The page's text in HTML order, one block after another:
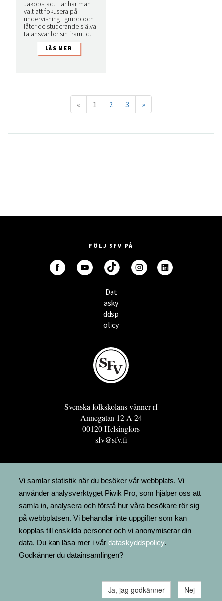
Jakobstad. Här har man
valt att fokusera på
undervisning i grupp och
låter de studerande själva
ta ansvar för sin framtid.
« 1 2 3 »
FÖLJ SFV PÅ
Dat
asky
ddsp
olicy
Svenska folkskolans vänner rf
Annegatan 12 A 24
00120 Helsingfors
sfv@sfv.fi
GRO
FÖRENINGSRESURSEN
MINNESRUNOR.FI
UPPSLAGSVERKET FINLAND
LÄGENHETER
FAKTURERING
Vi samlar statistik när du besöker vår webbplats. Vi
använder analysverktyget Piwik Pro, som hjälper oss att
samla in, analysera och förstå hur våra besökare rör sig
på webbplatsen. Vi behandlar inte uppgifter som kan
kopplas till enskilda personer och vi anonymiserar din
data. Du kan läsa mer i vår dataskyddspolicy.
Godkänner du datainsamlingen?
Ja, jag godkänner Nej